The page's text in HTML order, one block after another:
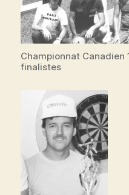
Championnat Canadien
finalistes